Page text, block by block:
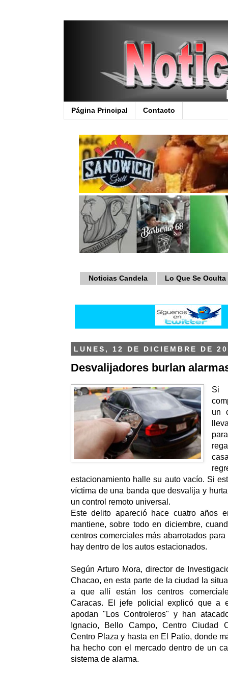
Página Principal Contacto
Noticias Candela Lo Que Se Oculta
LUNES, 12 DE DICIEMBRE DE
Desvalijadores burlan
Si
un
estacionamiento halle su auto vacío. Si
víctima de una banda que desvalija y
un control remoto universal.
Este delito apareció hace cuatro años
mantiene, sobre todo en diciembre,
centros comerciales más abarrotados
hay dentro de los autos estacionados.
Según Arturo Mora, director de
Chacao, en esta parte de la ciudad la
a que allí están los centros
Caracas. El jefe policial explicó que a
apodan "Los Controleros" y han
Ignacio, Bello Campo, Centro Ciudad
Centro Plaza y hasta en El Patio, donde
ha hecho con el mercado dentro de un
sistema de alarma.